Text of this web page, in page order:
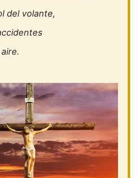
del volante,